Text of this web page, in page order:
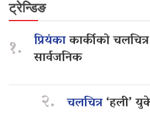
ट्रेन्डिङ
१. प्रियंकाकार्कीको चलचित्र
सार्वजनिक
२. चलचित्र‘हली’